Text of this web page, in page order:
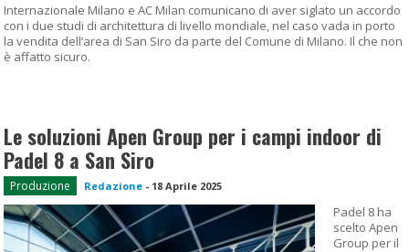
Internazionale Milano e AC Milan comunicano di aver siglato un accordo
con i due studi di architettura di livello mondiale, nel caso vada in porto
la vendita dell’area di San Siro da parte del Comune di Milano. Il che non
è affatto sicuro.
Le soluzioni Apen Group per i campi indoor di
Padel 8 a San Siro
Produzione Redazione - 18 Aprile 2025
Padel 8 ha
scelto Apen
Group per il